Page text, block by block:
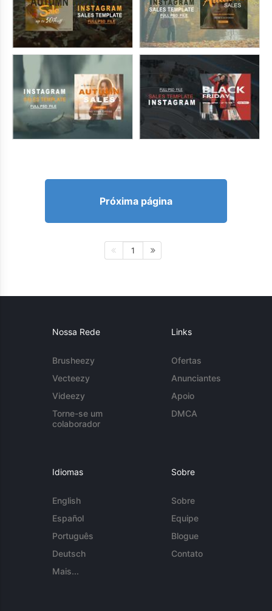
Próxima página
1
Nossa Rede
Brusheezy
Vecteezy
Videezy
Torne-se um
colaborador
Links
Ofertas
Anunciantes
Apoio
DMCA
Idiomas
English
Español
Português
Deutsch
Mais...
Sobre
Sobre
Equipe
Blogue
Contato